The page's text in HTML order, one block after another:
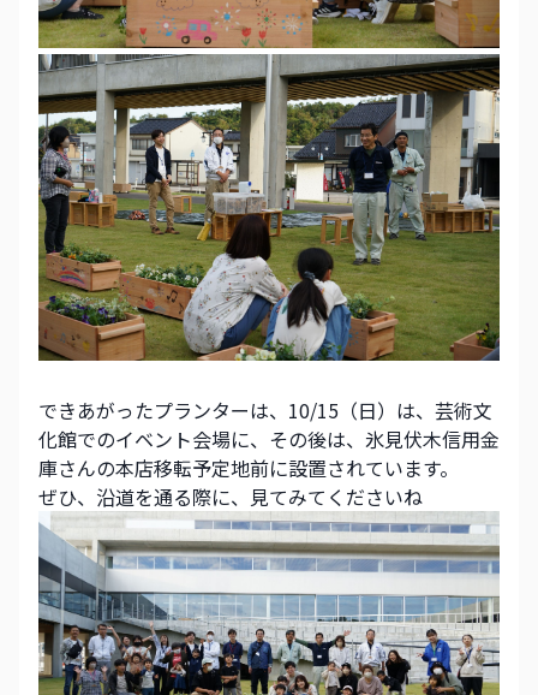
できあがったプランターは、10/15（日）は、芸術文
化館でのイベント会場に、その後は、氷見伏木信用金
庫さんの本店移転予定地前に設置されています。
ぜひ、沿道を通る際に、見てみてくださいね